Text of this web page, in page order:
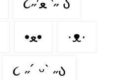
૮˶′ﻌ ‵˶ ა
•ﻌ• ·ᴥ·
૮ ˶´ ᵕˋ ˶ა